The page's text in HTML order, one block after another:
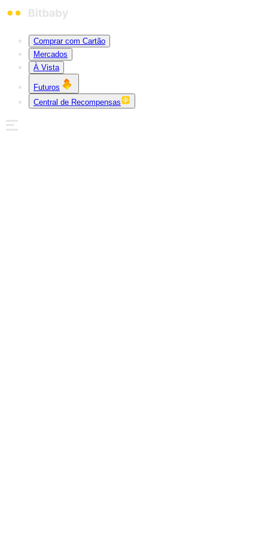
Comprar com Cartão
Mercados
À Vista
Futuros
Central de Recompensas